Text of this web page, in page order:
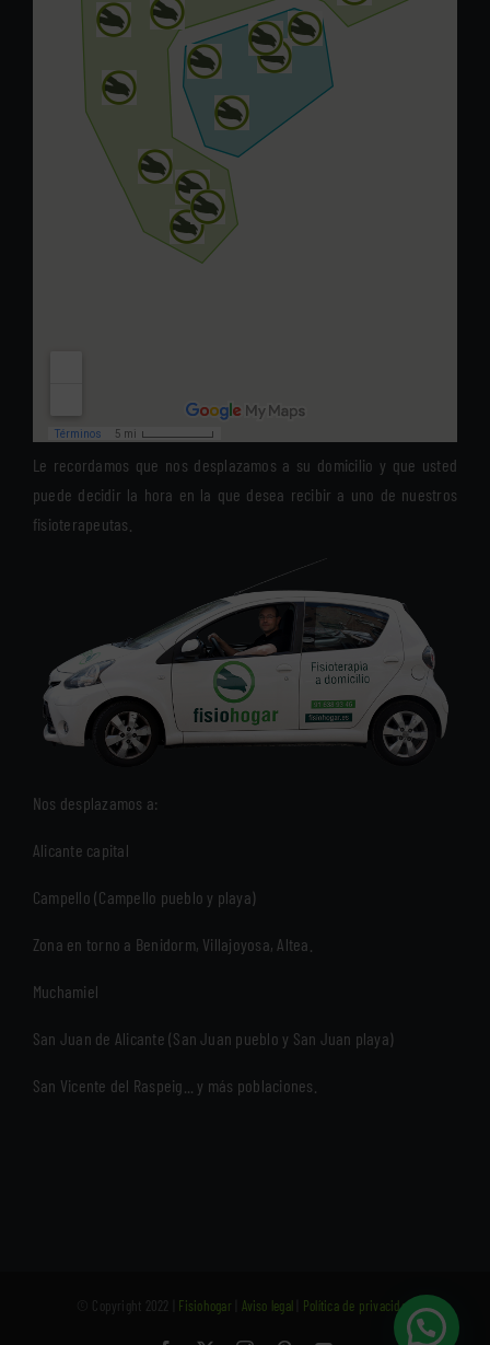
Le recordamos que nos desplazamos a su domicilio y que usted
puede decidir la hora en la que desea recibir a uno de nuestros
fisioterapeutas.
Nos desplazamos a:
Alicante capital
Campello (Campello pueblo y playa)
Zona en torno a Benidorm, Villajoyosa, Altea.
Muchamiel
San Juan de Alicante (San Juan pueblo y San Juan playa)
San Vicente del Raspeig... y más poblaciones.
© Copyright 2022 | Fisiohogar Aviso legal Política de privacidad